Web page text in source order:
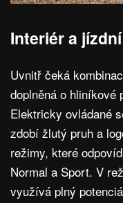
Interiér a
Uvnitř čeká
doplněná o hliníkové
Elektricky ovládané
zdobí žlutý pruh a
režimy, které
Normal a Sport. V
využívá plný